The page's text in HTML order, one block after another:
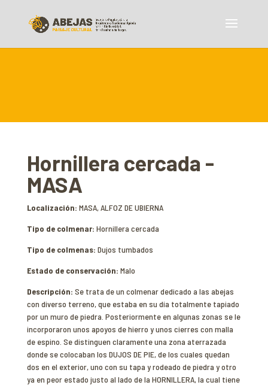
Hornillera cercada -
MASA
Localización: MASA, ALFOZ DE UBIERNA
Tipo de colmenar: Hornillera cercada
Tipo de colmenas: Dujos tumbados
Estado de conservación: Malo
Descripción: Se trata de un colmenar dedicado a las abejas
con diverso terreno, que estaba en su día totalmente tapiado
por un muro de piedra. Posteriormente en algunas zonas se le
incorporaron unos apoyos de hierro y unos cierres con malla
de espino. Se distinguen claramente una zona aterrazada
donde se colocaban los DUJOS DE PIE, de los cuales quedan
dos en el exterior, uno con su tapa y rodeado de piedra y otro
ya en peor estado justo al lado de la HORNILLERA, la cual tiene